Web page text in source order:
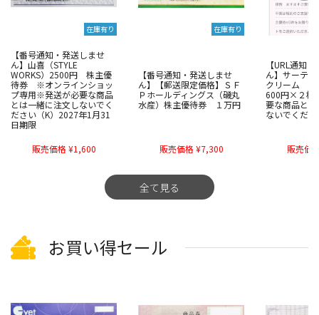
在庫有り
【番号通知・発送しませ
ん】山喜（STYLE
WORKS）2500円 株主優
待券 ※オンラインショッ
プ専用※発送が必要な商品
とは一緒に注文しないでく
ださい（K）2027年1月31
日期限
販売価格 ¥1,600
在庫有り
【番号通知・発送しませ
ん】【郵送限定価格】ＳＦ
Ｐホールディングス（磯丸
水産）株主優待券 １万円
販売価格 ¥7,300
【URL通知
ん】サーテ
クリーム
600円×２
要な商品と
ないでくだ
販売価
全て見る
お買い得セール